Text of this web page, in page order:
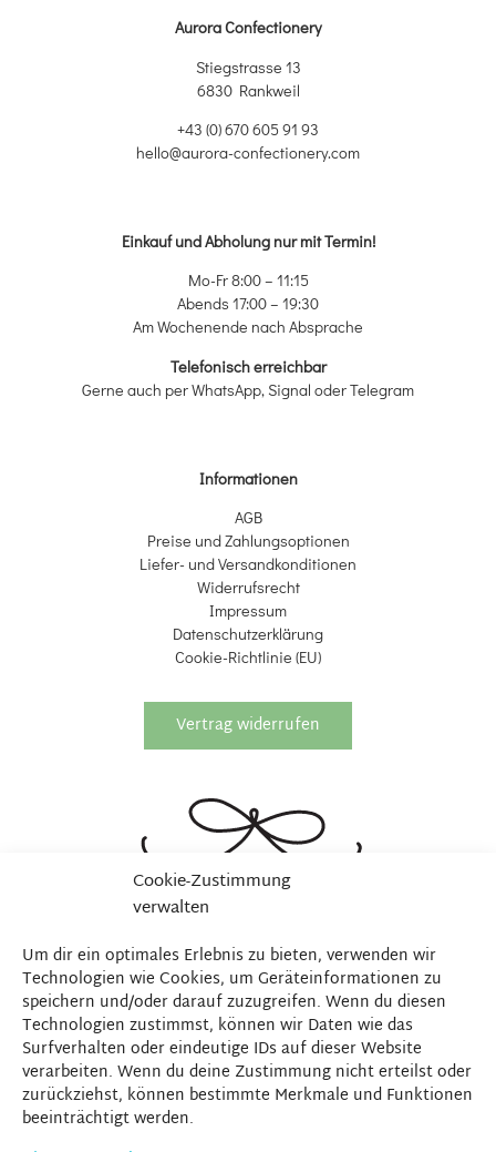
Cookie-Zustimmung
verwalten
Um dir ein optimales Erlebnis zu bieten, verwenden wir
Technologien wie Cookies, um Geräteinformationen zu
speichern und/oder darauf zuzugreifen. Wenn du diesen
Technologien zustimmst, können wir Daten wie das
Surfverhalten oder eindeutige IDs auf dieser Website
verarbeiten. Wenn du deine Zustimmung nicht erteilst oder
zurückziehst, können bestimmte Merkmale und Funktionen
beeinträchtigt werden.
Aurora Confectionery
Stiegstrasse 13
6830 Rankweil
+43 (0) 670 605 91 93
hello@aurora-confectionery.com
Einkauf und Abholung nur mit Termin!
Mo-Fr 8:00 – 11:15
Abends 17:00 – 19:30
Am Wochenende nach Absprache
Telefonisch erreichbar
Gerne auch per WhatsApp, Signal oder Telegram
Informationen
AGB
Preise und Zahlungsoptionen
Liefer- und Versandkonditionen
Widerrufsrecht
Impressum
Datenschutzerklärung
Cookie-Richtlinie (EU)
Vertrag widerrufen